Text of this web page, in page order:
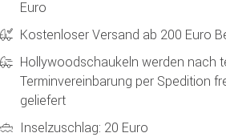
Euro
Kostenloser Versand ab 200 Euro
Hollywoodschaukeln werden nach
Terminvereinbarung per Spedition
geliefert
Inselzuschlag: 20 Euro